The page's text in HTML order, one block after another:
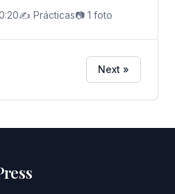
para la última cita
✍️ Prácticas📷 1 foto
Next »